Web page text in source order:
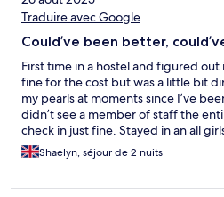
Traduire avec Google
Could’ve been better,
First time in a hostel and figured out
fine for the cost but was a little bit
my pearls at moments since I’ve
didn’t see a member of staff the
check in just fine. Stayed in an all
but the floor was mixed and boys
their doors closed anymore, so
Shaelyn, séjour de 2 nuits